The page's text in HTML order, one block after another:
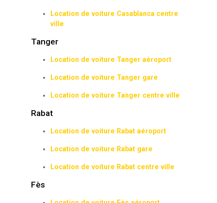
Location de voiture Casablanca centre
ville
Tanger
Location de voiture Tanger aéroport
Location de voiture Tanger gare
Location de voiture Tanger centre ville
Rabat
Location de voiture Rabat aéroport
Location de voiture Rabat gare
Location de voiture Rabat centre ville
Fès